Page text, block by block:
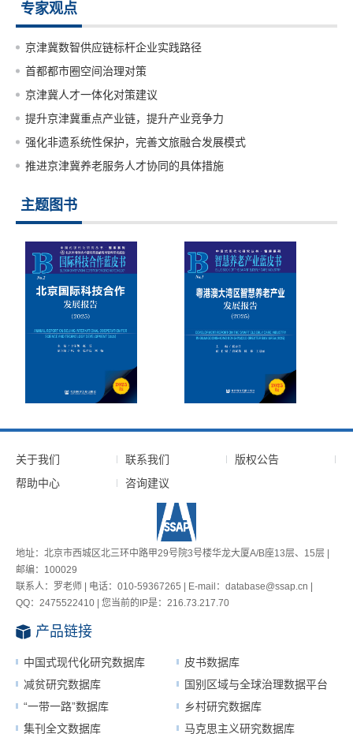
专家观点
京津冀数智供应链标杆企业实践路径
首都都市圈空间治理对策
京津冀人才一体化对策建议
提升京津冀重点产业链，提升产业竞争力
强化非遗系统性保护，完善文旅融合发展模式
推进京津冀养老服务人才协同的具体措施
主题图书
关于我们 联系我们
版权公告
帮助中心
咨询建议
地址：北京市西城区北三环中路甲29号院3号楼华龙大厦A/B座13层、15层 |
邮编：100029
联系人：罗老师 | 电话：010-59367265 | E-mail：database@ssap.cn |
QQ：2475522410 | 您当前的IP是： 216.73.217.70
产品链接
中国式现代化研究数据库
皮书数据库
减贫研究数据库
国别区域与全球治理数据平台
“一带一路”数据库
乡村研究数据库
集刊全文数据库
马克思主义研究数据库